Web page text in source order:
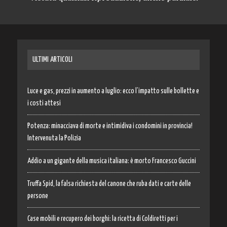
ULTIMI ARTICOLI
Luce e gas, prezzi in aumento a luglio: ecco l’impatto sulle bollette e
i costi attesi
Potenza: minacciava di morte e intimidiva i condomini in provincia!
Intervenuta la Polizia
Addio a un gigante della musica italiana: è morto Francesco Guccini
Truffa Spid, la falsa richiesta del canone che ruba dati e carte delle
persone
Case mobili e recupero dei borghi: la ricetta di Coldiretti per i